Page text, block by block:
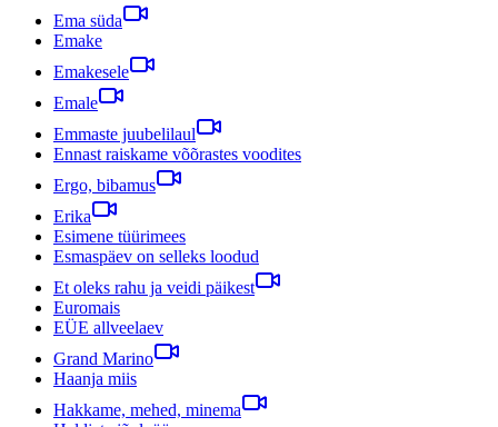
Ema süda
Emake
Emakesele
Emale
Emmaste juubelilaul
Ennast raiskame võõrastes voodites
Ergo, bibamus
Erika
Esimene tüürimees
Esmaspäev on selleks loodud
Et oleks rahu ja veidi päikest
Euromais
EÜE allveelaev
Grand Marino
Haanja miis
Hakkame, mehed, minema